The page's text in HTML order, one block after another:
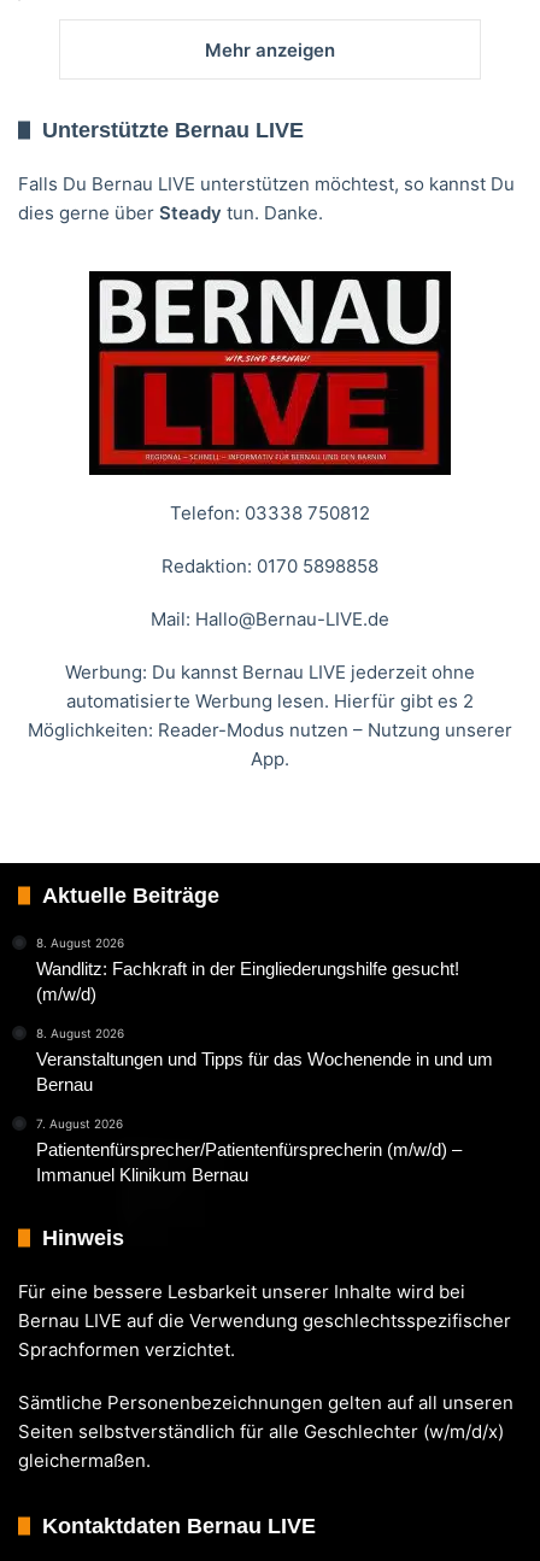
Mehr anzeigen
Unterstützte Bernau LIVE
Falls Du Bernau LIVE unterstützen möchtest, so kannst Du
dies gerne über Steady tun. Danke.
Telefon: 03338 750812
Redaktion: 0170 5898858
Mail: Hallo@Bernau-LIVE.de
Werbung: Du kannst Bernau LIVE jederzeit ohne
automatisierte Werbung lesen. Hierfür gibt es 2
Möglichkeiten: Reader-Modus nutzen – Nutzung unserer
App.
Aktuelle Beiträge
8. August 2026
Wandlitz: Fachkraft in der Eingliederungshilfe gesucht!
(m/w/d)
8. August 2026
Veranstaltungen und Tipps für das Wochenende in und um
Bernau
7. August 2026
Patientenfürsprecher/Patientenfürsprecherin (m/w/d) –
Immanuel Klinikum Bernau
Hinweis
Für eine bessere Lesbarkeit unserer Inhalte wird bei
Bernau LIVE auf die Verwendung geschlechtsspezifischer
Sprachformen verzichtet.
Sämtliche Personenbezeichnungen gelten auf all unseren
Seiten selbstverständlich für alle Geschlechter (w/m/d/x)
gleichermaßen.
Kontaktdaten Bernau LIVE